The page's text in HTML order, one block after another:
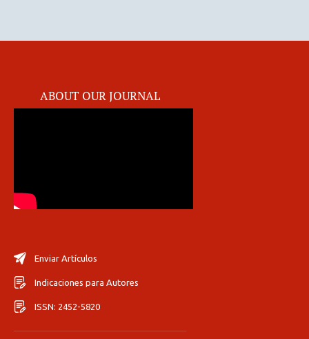
ABOUT OUR JOURNAL
Enviar Artículos
Indicaciones para Autores
ISSN: 2452-5820